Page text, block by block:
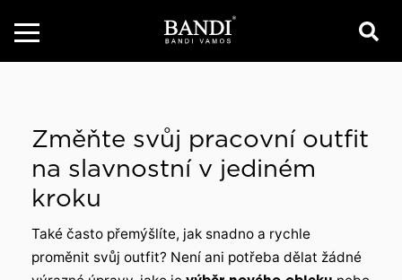
Změňte svůj pracovní outfit
na slavnostní v jediném
kroku
Také často přemýšlíte, jak snadno a rychle
proměnit svůj outfit? Není ani potřeba dělat žádné